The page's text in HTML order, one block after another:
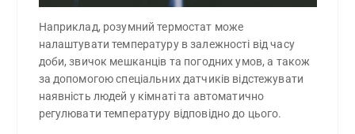
Наприклад, розумний термостат може
налаштувати температуру в залежності від часу
доби, звичок мешканців та погодних умов, а також
за допомогою спеціальних датчиків відстежувати
наявність людей у кімнаті та автоматично
регулювати температуру відповідно до цього.